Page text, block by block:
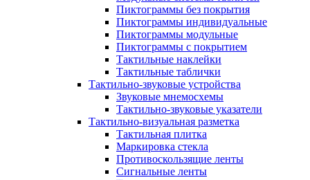
Пиктограммы без покрытия
Пиктограммы индивидуальные
Пиктограммы модульные
Пиктограммы с покрытием
Тактильные наклейки
Тактильные таблички
Тактильно-звуковые устройства
Звуковые мнемосхемы
Тактильно-звуковые указатели
Тактильно-визуальная разметка
Тактильная плитка
Маркировка стекла
Противоскользящие ленты
Сигнальные ленты